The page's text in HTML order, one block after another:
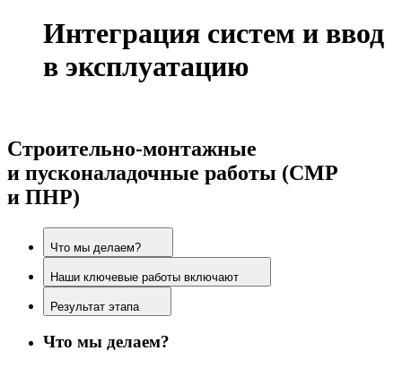
Интеграция систем и ввод
в эксплуатацию
Строительно-монтажные
и пусконаладочные работы (СМР
и ПНР)
Что мы делаем?
Наши ключевые работы включают
Результат этапа
Что мы делаем?